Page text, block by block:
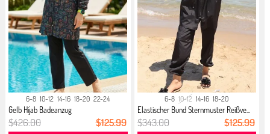
6-8 10-12 14-16 18-20 22-24
Gelb Hijab Badeanzug
$426.00 $125.99
6-8 10-12 14-16 18-20
Elastischer Bund Sternmuster Reißve...
$343.00 $125.99